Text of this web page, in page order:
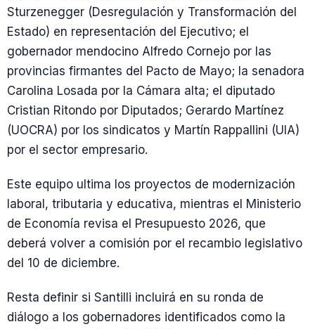
Sturzenegger (Desregulación y Transformación del
Estado) en representación del Ejecutivo; el
gobernador mendocino Alfredo Cornejo por las
provincias firmantes del Pacto de Mayo; la senadora
Carolina Losada por la Cámara alta; el diputado
Cristian Ritondo por Diputados; Gerardo Martínez
(UOCRA) por los sindicatos y Martín Rappallini (UIA)
por el sector empresario.
Este equipo ultima los proyectos de modernización
laboral, tributaria y educativa, mientras el Ministerio
de Economía revisa el Presupuesto 2026, que
deberá volver a comisión por el recambio legislativo
del 10 de diciembre.
Resta definir si Santilli incluirá en su ronda de
diálogo a los gobernadores identificados como la